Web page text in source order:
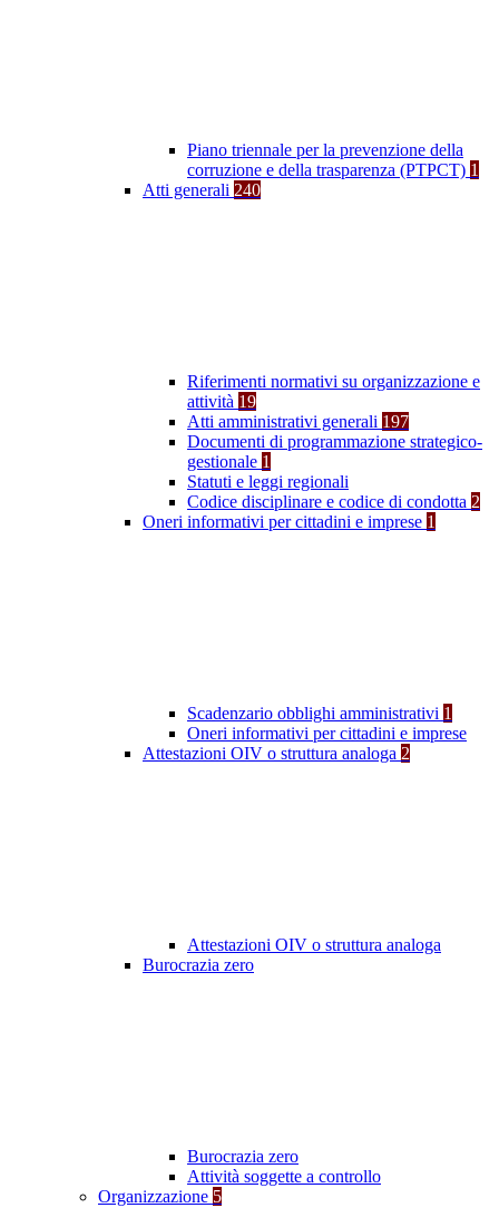
Piano triennale per la prevenzione della
corruzione e della trasparenza (PTPCT) 1
Atti generali 240
Riferimenti normativi su organizzazione e
attività 19
Atti amministrativi generali 197
Documenti di programmazione strategico-
gestionale 1
Statuti e leggi regionali
Codice disciplinare e codice di condotta 2
Oneri informativi per cittadini e imprese 1
Scadenzario obblighi amministrativi 1
Oneri informativi per cittadini e imprese
Attestazioni OIV o struttura analoga 2
Attestazioni OIV o struttura analoga
Burocrazia zero
Burocrazia zero
Attività soggette a controllo
Organizzazione 5